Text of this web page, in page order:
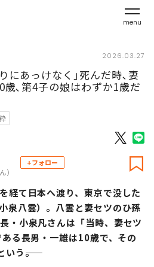
menu
2026.03.27
にあっけなく｣死んだ時､妻
､第4子の娘はわずか1歳だ
）
+フォロー
経て日本へ渡り、東京で没した
泉八雲）。八雲と妻セツのひ孫
・小泉凡さんは「当時、妻セツ
る長男・一雄は10歳で、その
う――。